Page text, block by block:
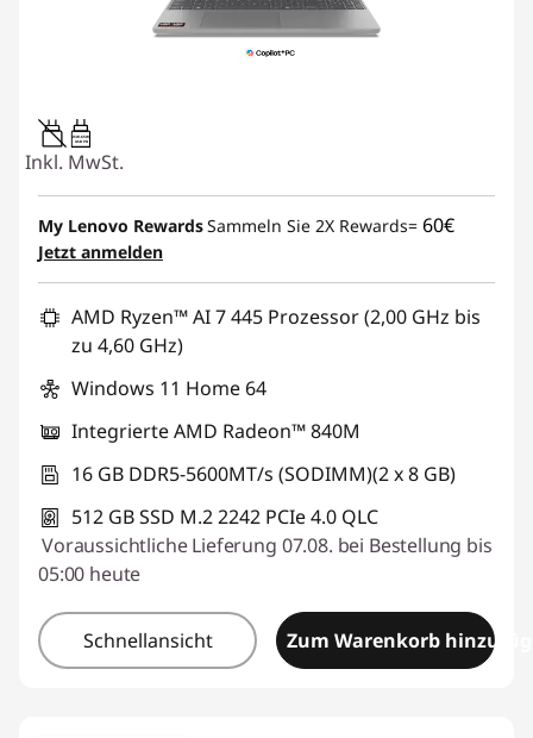
45W-65W
USB PD
Inkl. MwSt.
My Lenovo RewardsSammeln Sie 2X Rewards= 60€
Jetzt anmelden
AMD Ryzen™ AI 7 445 Prozessor (2,00 GHz bis
zu 4,60 GHz)
Windows 11 Home 64
Integrierte AMD Radeon™ 840M
16 GB DDR5-5600MT/s (SODIMM)(2 x 8 GB)
512 GB SSD M.2 2242 PCIe 4.0 QLC
Voraussichtliche Lieferung 07.08. bei Bestellung bis
05:00 heute
Schnellansicht Zum Warenkorb